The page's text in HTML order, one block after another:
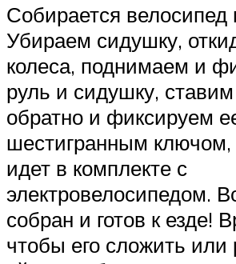
Собирается велосипед
Убираем сидушку,
колеса, поднимаем и
руль и сидушку,
обратно и фиксируем
шестигранным ключом,
идет в комплекте с
электровелосипедом.
собран и готов к езде!
чтобы его сложить или